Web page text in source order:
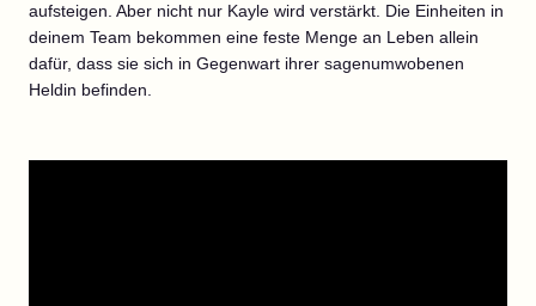
aufsteigen. Aber nicht nur Kayle wird verstärkt. Die Einheiten in
deinem Team bekommen eine feste Menge an Leben allein
dafür, dass sie sich in Gegenwart ihrer sagenumwobenen
Heldin befinden.